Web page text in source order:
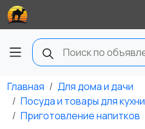
Главная
Для дома и дачи
Посуда и товары для кухни
Приготовление напитков